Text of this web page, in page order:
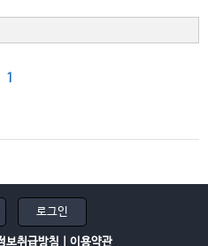
1
로그인
보취급방침 이용약관